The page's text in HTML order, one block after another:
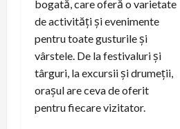
bogată, care oferă o varietate
de activități și evenimente
pentru toate gusturile și
vârstele. De la festivaluri și
târguri, la excursii și drumeții,
orașul are ceva de oferit
pentru fiecare vizitator.